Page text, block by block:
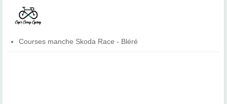
Courses manche Skoda Race - Bléré